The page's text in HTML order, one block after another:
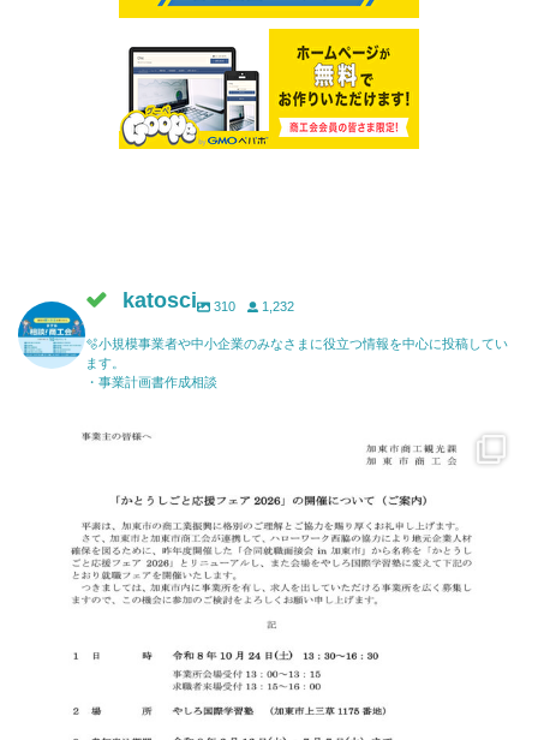
katosci 310 1,232
🫧小規模事業者や中小企業のみなさまに役立つ情報を中心に投稿してい
ます。
・事業計画書作成相談